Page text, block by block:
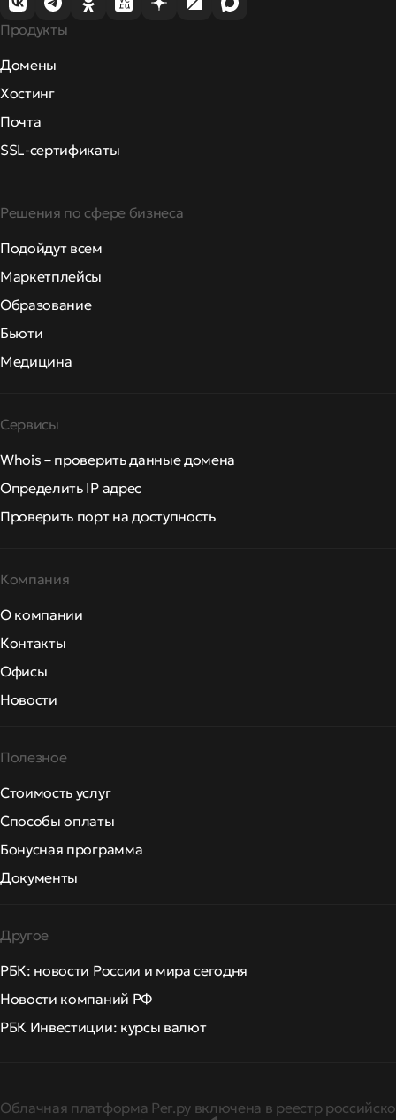
Продукты
Домены
Хостинг
Почта
SSL-сертификаты
Решения по сфере бизнеса
Подойдут всем
Маркетплейсы
Образование
Бьюти
Медицина
Сервисы
Whois – проверить данные домена
Определить IP адрес
Проверить порт на доступность
Компания
О компании
Контакты
Офисы
Новости
Полезное
Стоимость услуг
Способы оплаты
Бонусная программа
Документы
Другое
РБК: новости России и мира сегодня
Новости компаний РФ
РБК Инвестиции: курсы валют
Облачная платформа Рег.ру включена в реестр